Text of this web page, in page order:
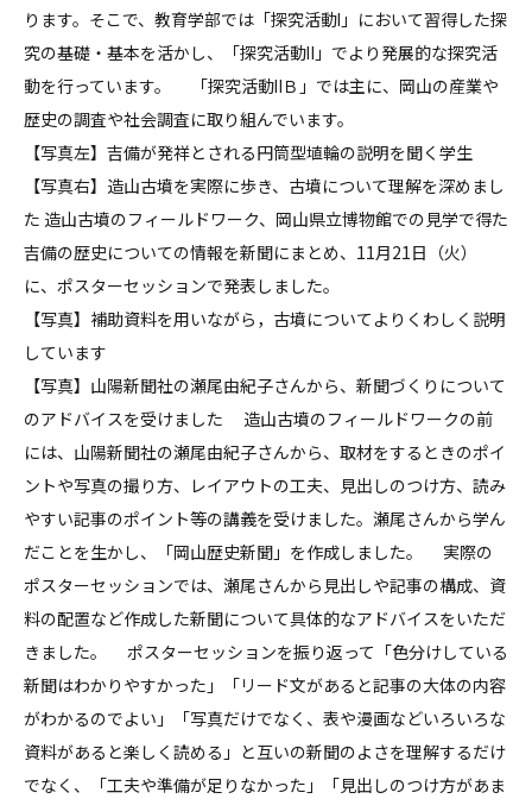
ります。そこで、教育学部では「探究活動Ⅰ」において習得した探
究の基礎・基本を活かし、「探究活動Ⅱ」でより発展的な探究活
動を行っています。 「探究活動ⅡＢ」では主に、岡山の産業や
歴史の調査や社会調査に取り組んでいます。
【写真左】吉備が発祥とされる円筒型埴輪の説明を聞く学生
【写真右】造山古墳を実際に歩き、古墳について理解を深めまし
た 造山古墳のフィールドワーク、岡山県立博物館での見学で得た
吉備の歴史についての情報を新聞にまとめ、11月21日（火）
に、ポスターセッションで発表しました。
【写真】補助資料を用いながら，古墳についてよりくわしく説明
しています
【写真】山陽新聞社の瀬尾由紀子さんから、新聞づくりについて
のアドバイスを受けました 造山古墳のフィールドワークの前
には、山陽新聞社の瀬尾由紀子さんから、取材をするときのポイ
ントや写真の撮り方、レイアウトの工夫、見出しのつけ方、読み
やすい記事のポイント等の講義を受けました。瀬尾さんから学ん
だことを生かし、「岡山歴史新聞」を作成しました。 実際の
ポスターセッションでは、瀬尾さんから見出しや記事の構成、資
料の配置など作成した新聞について具体的なアドバイスをいただ
きました。 ポスターセッションを振り返って「色分けしている
新聞はわかりやすかった」「リード文があると記事の大体の内容
がわかるのでよい」「写真だけでなく、表や漫画などいろいろな
資料があると楽しく読める」と互いの新聞のよさを理解するだけ
でなく、「工夫や準備が足りなかった」「見出しのつけ方があま